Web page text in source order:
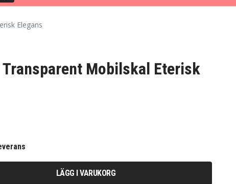
Elegans
Transparent Mobilskal Eterisk
LÄGG I VARUKORG